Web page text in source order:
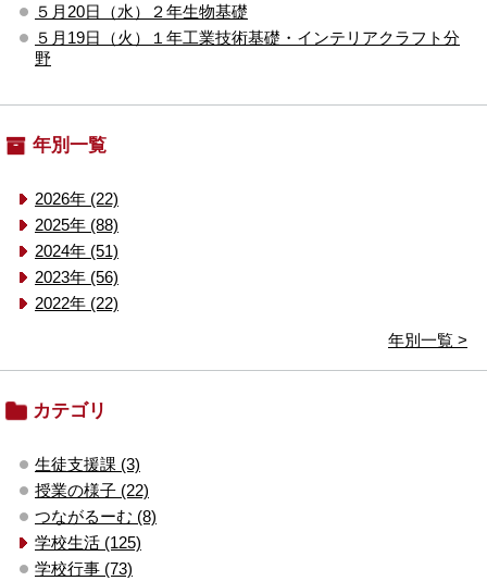
５月20日（水）２年生物基礎
５月19日（火）１年工業技術基礎・インテリアクラフト分
野
年別一覧
2026年 (22)
2025年 (88)
2024年 (51)
2023年 (56)
2022年 (22)
年別一覧 >
カテゴリ
生徒支援課 (3)
授業の様子 (22)
つながるーむ (8)
学校生活 (125)
学校行事 (73)